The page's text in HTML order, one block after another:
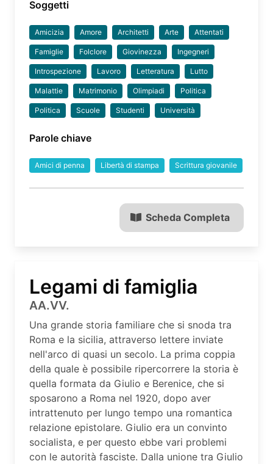
Soggetti
Amicizia Amore Architetti Arte Attentati
Famiglie Folclore Giovinezza Ingegneri
Introspezione Lavoro Letteratura Lutto
Malattie Matrimonio Olimpiadi Politica
Politica Scuole Studenti Università
Parole chiave
Amici di penna Libertà di stampa Scrittura giovanile
Scheda Completa
Legami di famiglia
AA.VV.
Una grande storia familiare che si snoda tra
Roma e la sicilia, attraverso lettere inviate
nell'arco di quasi un secolo. La prima coppia
della quale è possibile ripercorrere la storia è
quella formata da Giulio e Berenice, che si
sposarono a Roma nel 1920, dopo aver
intrattenuto per lungo tempo una romantica
relazione epistolare. Giulio era un convinto
socialista, e per questo ebbe vari problemi
con le autorità fasciste. Dalla unione tra Giulio